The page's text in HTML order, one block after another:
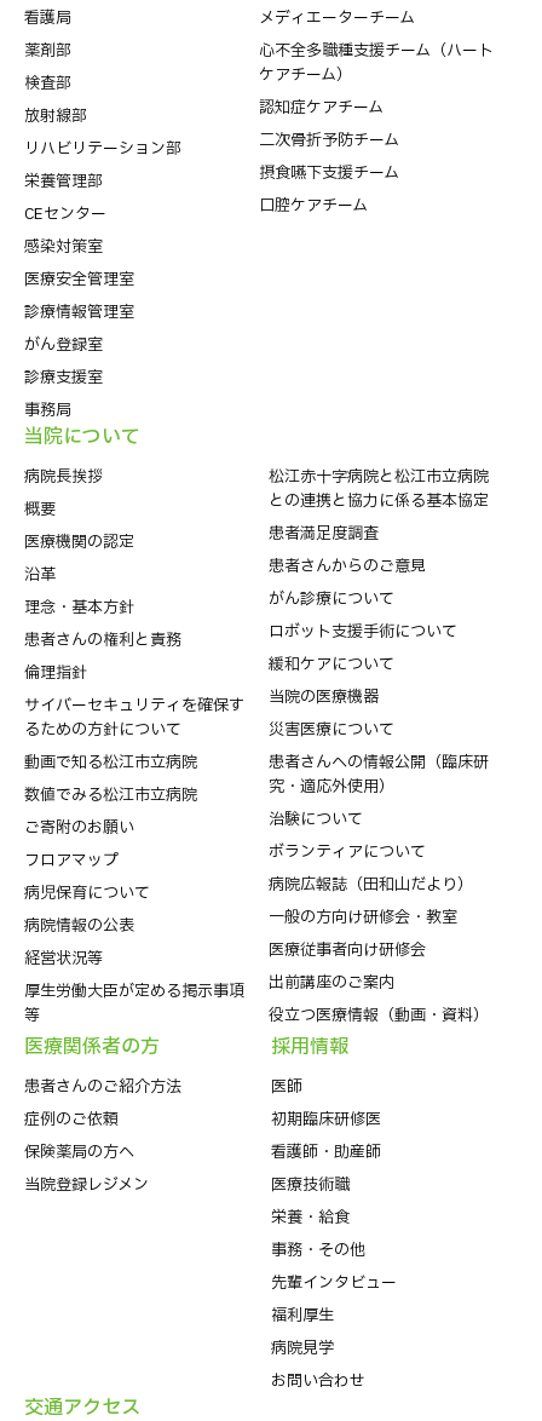
看護局
薬剤部
検査部
放射線部
リハビリテーション部
栄養管理部
CEセンター
感染対策室
医療安全管理室
診療情報管理室
がん登録室
診療支援室
事務局
メディエーターチーム
心不全多職種支援チーム（ハート
ケアチーム）
認知症ケアチーム
二次骨折予防チーム
摂食嚥下支援チーム
口腔ケアチーム
当院について
病院⻑挨拶
概要
医療機関の認定
沿革
理念・基本方針
患者さんの権利と責務
倫理指針
サイバーセキュリティを確保す
るための方針について
動画で知る松江市立病院
数値でみる松江市立病院
ご寄附のお願い
フロアマップ
病児保育について
病院情報の公表
経営状況等
厚生労働大臣が定める掲示事項
等
松江赤十字病院と松江市立病院
との連携と協力に係る基本協定
患者満足度調査
患者さんからのご意見
がん診療について
ロボット支援手術について
緩和ケアについて
当院の医療機器
災害医療について
患者さんへの情報公開（臨床研
究・適応外使用）
治験について
ボランティアについて
病院広報誌（田和山だより）
一般の方向け研修会・教室
医療従事者向け研修会
出前講座のご案内
役立つ医療情報（動画・資料）
医療関係者の⽅
患者さんのご紹介方法
症例のご依頼
保険薬局の方へ
当院登録レジメン
採⽤情報
医師
初期臨床研修医
看護師・助産師
医療技術職
栄養・給食
事務・その他
先輩インタビュー
福利厚生
病院⾒学
お問い合わせ
交通アクセス